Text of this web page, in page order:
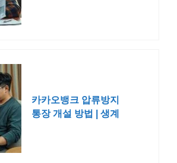
카카오뱅크 압류방지
통장 개설 방법 | 생계